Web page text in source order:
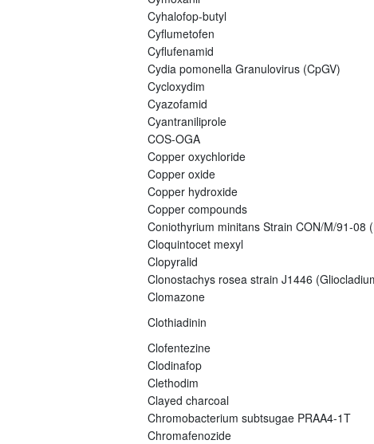
Cyhalofop-butyl
Cyflumetofen
Cyflufenamid
Cydia pomonella Granulovirus (CpGV)
Cycloxydim
Cyazofamid
Cyantraniliprole
COS-OGA
Copper oxychloride
Copper oxide
Copper hydroxide
Copper compounds
Coniothyrium minitans Strain CON/M/91-08
Cloquintocet mexyl
Clopyralid
Clonostachys rosea strain J1446
Clomazone
Clothiadinin
Clofentezine
Clodinafop
Clethodim
Clayed charcoal
Chromobacterium subtsugae PRAA4-1T
Chromafenozide